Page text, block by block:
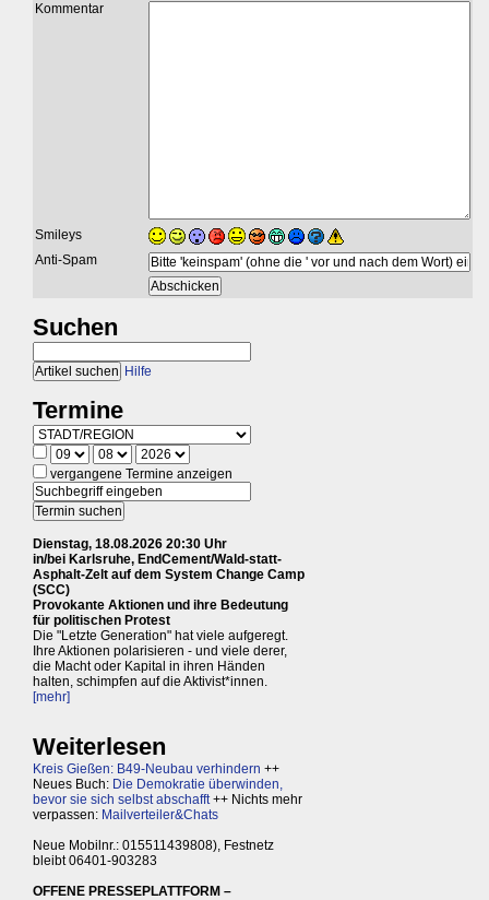
Kommentar
Smileys
Anti-Spam
Suchen
Hilfe
Termine
vergangene Termine anzeigen
Dienstag, 18.08.2026 20:30 Uhr
in/bei Karlsruhe, EndCement/Wald-statt-
Asphalt-Zelt auf dem System Change Camp
(SCC)
Provokante Aktionen und ihre Bedeutung
für politischen Protest
Die "Letzte Generation" hat viele aufgeregt.
Ihre Aktionen polarisieren - und viele derer,
die Macht oder Kapital in ihren Händen
halten, schimpfen auf die Aktivist*innen.
[mehr]
Weiterlesen
Kreis Gießen: B49-Neubau verhindern ++
Neues Buch: Die Demokratie überwinden,
bevor sie sich selbst abschafft++ Nichts mehr
verpassen: Mailverteiler&Chats
Neue Mobilnr.: 015511439808), Festnetz
bleibt 06401-903283
OFFENE PRESSEPLATTFORM –